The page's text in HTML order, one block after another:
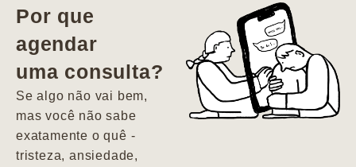
vida. Ela me
encontrou num
estado misto de
depressão e
agitação com
pensamentos
Por que
agendar
uma consulta?
Se algo não vai bem,
mas você não sabe
exatamente o quê -
tristeza, ansiedade,